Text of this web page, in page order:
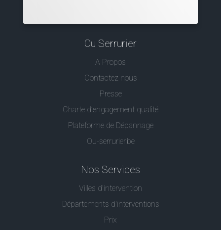
Ou Serrurier
A Propos
Contactez nous
Presse
Charte d’engagement qualité
Plateforme de Dépannage
Ou-serrurier.be
Nos Services
Villes d'intervention
Départements d'interventions
Prix